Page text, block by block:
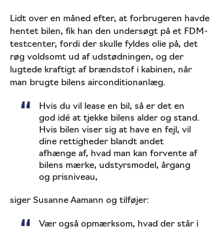
Lidt over en måned efter, at forbrugeren havde
hentet bilen, fik han den undersøgt på et FDM-
testcenter, fordi der skulle fyldes olie på, det
røg voldsomt ud af udstødningen, og der
lugtede kraftigt af brændstof i kabinen, når
man brugte bilens airconditionanlæg.
Hvis du vil lease en bil, så er det en
god idé at tjekke bilens alder og stand.
Hvis bilen viser sig at have en fejl, vil
dine rettigheder blandt andet
afhænge af, hvad man kan forvente af
bilens mærke, udstyrsmodel, årgang
og prisniveau,
siger Susanne Aamann og tilføjer:
Vær også opmærksom, hvad der står i